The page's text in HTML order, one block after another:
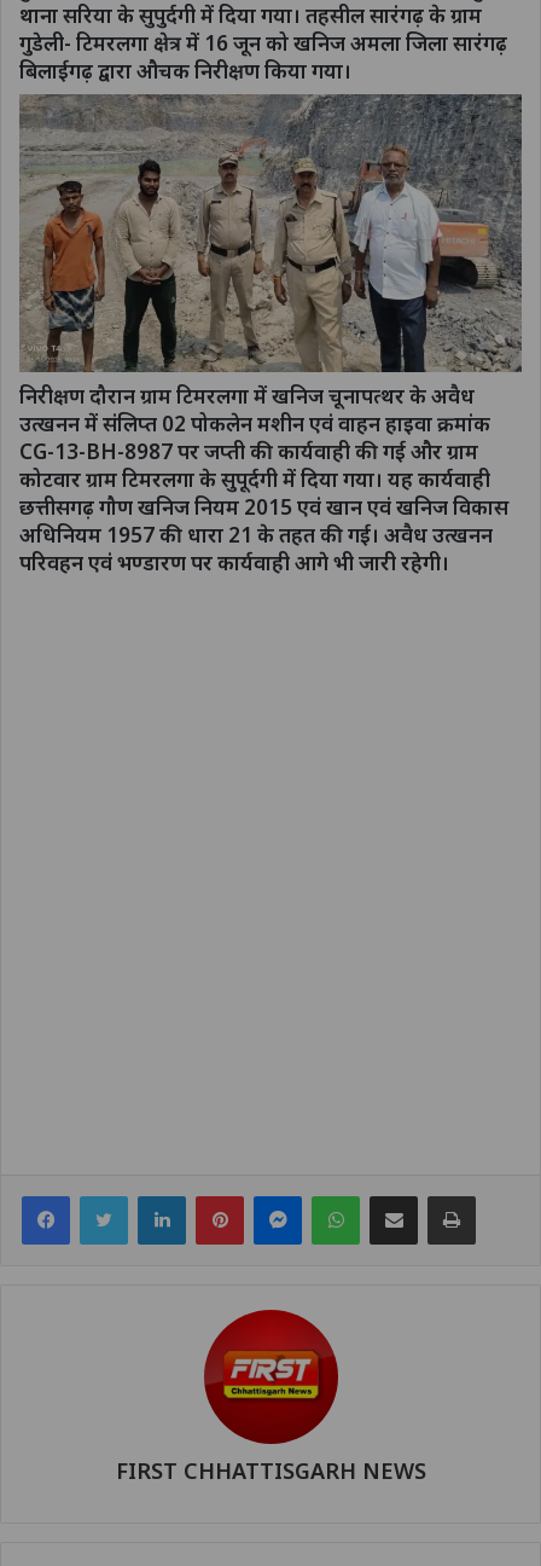
थाना सरिया के सुपुर्दगी में दिया गया। तहसील सारंगढ़ के ग्राम
गुडेली- टिमरलगा क्षेत्र में 16 जून को खनिज अमला जिला सारंगढ़
बिलाईगढ़ द्वारा औचक निरीक्षण किया गया।
निरीक्षण दौरान ग्राम टिमरलगा में खनिज चूनापत्थर के अवैध
उत्खनन में संलिप्त 02 पोकलेन मशीन एवं वाहन हाइवा क्रमांक
CG-13-BH-8987 पर जप्ती की कार्यवाही की गई और ग्राम
कोटवार ग्राम टिमरलगा के सुपूर्दगी में दिया गया। यह कार्यवाही
छत्तीसगढ़ गौण खनिज नियम 2015 एवं खान एवं खनिज विकास
अधिनियम 1957 की धारा 21 के तहत की गई। अवैध उत्खनन
परिवहन एवं भण्डारण पर कार्यवाही आगे भी जारी रहेगी।
FacebookTwitter LinkedInPinterestMessengerWhatsAppShare via Email Print
FIRST CHHATTISGARH NEWS